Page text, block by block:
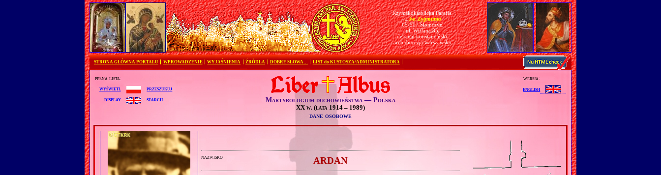
Rzymskokatolicka Parafia
pw.św. Zygmunta
05-507 Słomczyn
ul. Wiślana 85
dekanat konstanciński
archidiecezja warszawska
STRONA GŁÓWNA PORTALU WPROWADZENIE WYJAŚNIENIA ŹRÓDŁA DOBRE SŁOWA… LIST do KUSTOSZA/ADMINISTRATORA
pełna lista:
wyświetl
przeszukuj
display
search Martyrologium duchowieństwa — Polska
XX w. (lata 1914 – 1989)
dane osobowe
wersja:
english
nazwisko ARDAN